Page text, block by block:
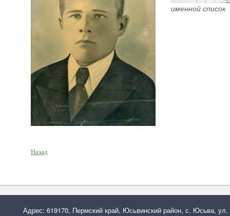
именной список
Назад
Адрес: 619170, Пермский край, Юсьвинский район, с. Юсьва, ул.